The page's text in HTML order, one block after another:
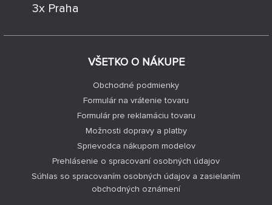
VŠETKO O NÁKUPE
Obchodné podmienky
Formulár na vrátenie tovaru
Formulár pre reklamáciu tovaru
Možnosti dopravy a platby
Sprievodca nákupom modelov
Prehlásenie o spracovaní osobných údajov
Súhlas so spracovaním osobných údajov a zasielaním
obchodných oznámení
3x Praha